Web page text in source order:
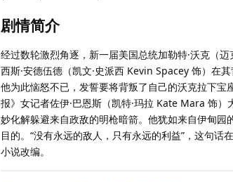
剧情简介
经过数轮激烈角逐，新一届美国总统加勒特·沃克（
西斯·安德伍德（凯文·史派西 Kevin Spacey 饰）在
他为此恼怒不已，发誓要将背叛了自己的沃克拉下
报》女记者佐伊·巴恩斯（凯特·玛拉 Kate Mara 饰
妙化解躲避来自政敌的明枪暗箭。他犹如来自伊甸
目的。“没有永远的敌人，只有永远的利益”，这句
小说改编。